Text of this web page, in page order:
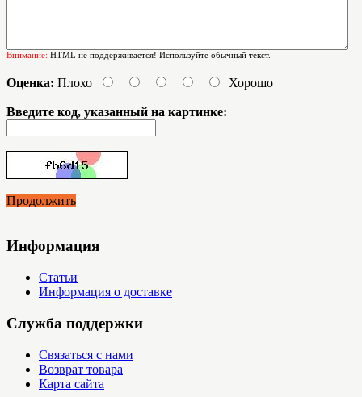
Внимание: HTML не поддерживается! Используйте обычный текст.
Оценка: Плохо Хорошо
Введите код, указанный на картинке:
Продолжить
Информация
Статьи
Информация о доставке
Служба поддержки
Связаться с нами
Возврат товара
Карта сайта